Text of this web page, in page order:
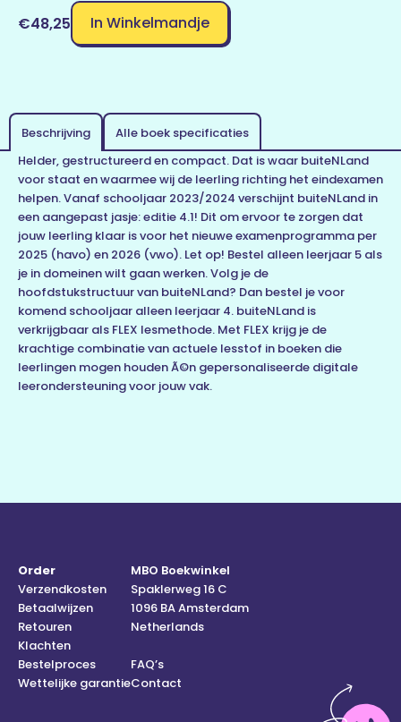
€48,25 In Winkelmandje
Beschrijving
Alle boek specificaties
Helder, gestructureerd en compact. Dat is waar buiteNLand
voor staat en waarmee wij de leerling richting het eindexamen
helpen. Vanaf schooljaar 2023/2024 verschijnt buiteNLand in
een aangepast jasje: editie 4.1! Dit om ervoor te zorgen dat
jouw leerling klaar is voor het nieuwe examenprogramma per
2025 (havo) en 2026 (vwo). Let op! Bestel alleen leerjaar 5 als
je in domeinen wilt gaan werken. Volg je de
hoofdstukstructuur van buiteNLand? Dan bestel je voor
komend schooljaar alleen leerjaar 4. buiteNLand is
verkrijgbaar als FLEX lesmethode. Met FLEX krijg je de
krachtige combinatie van actuele lesstof in boeken die
leerlingen mogen houden Ã©n gepersonaliseerde digitale
leerondersteuning voor jouw vak.
Order
Verzendkosten
Betaalwijzen
Retouren
Klachten
Bestelproces
Wettelijke garantie
MBO Boekwinkel
Spaklerweg 16 C
1096 BA Amsterdam
Netherlands
FAQ’s
Contact